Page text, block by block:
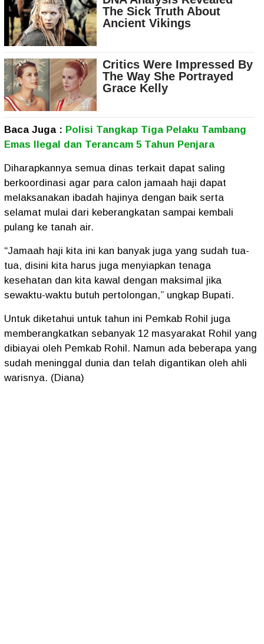
Baca Juga : Polisi Tangkap Tiga Pelaku Tambang
Emas Ilegal dan Terancam 5 Tahun Penjara
Diharapkannya semua dinas terkait dapat saling
berkoordinasi agar para calon jamaah haji dapat
melaksanakan ibadah hajinya dengan baik serta
selamat mulai dari keberangkatan sampai kembali
pulang ke tanah air.
“Jamaah haji kita ini kan banyak juga yang sudah tua-
tua, disini kita harus juga menyiapkan tenaga
kesehatan dan kita kawal dengan maksimal jika
sewaktu-waktu butuh pertolongan,” ungkap Bupati.
Untuk diketahui untuk tahun ini Pemkab Rohil juga
memberangkatkan sebanyak 12 masyarakat Rohil yang
dibiayai oleh Pemkab Rohil. Namun ada beberapa yang
sudah meninggal dunia dan telah digantikan oleh ahli
warisnya. (Diana)